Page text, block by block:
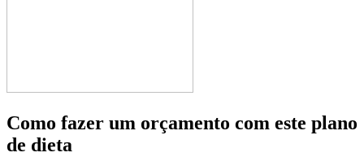
Como fazer um orçamento com este plano
de dieta